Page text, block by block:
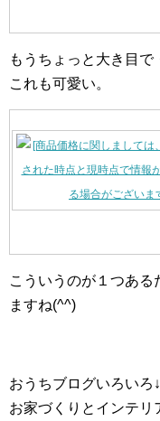
もうちょっと大き目で
これも可愛い。
こういうのが１つある
ますね(^^)
おうちブログいろいろ
お家づくりとインテリ